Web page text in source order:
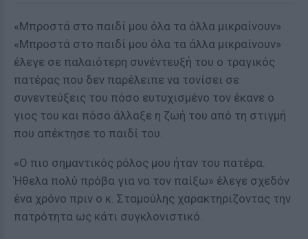
«Μπροστά στο παιδί μου όλα τα άλλα μικραίνουν»
«Μπροστά στο παιδί μου όλα τα άλλα μικραίνουν»
έλεγε σε παλαιότερη συνέντευξή του ο τραγικός
πατέρας που δεν παρέλειπε να τονίσει σε
συνεντεύξεις του πόσο ευτυχισμένο τον έκανε ο
γιος του και πόσο άλλαξε η ζωή του από τη στιγμή
που απέκτησε το παιδί του.
«Ο πιο σημαντικός ρόλος μου ήταν του πατέρα.
Ήθελα πολύ πρόβα για να τον παίξω» έλεγε σχεδόν
ένα χρόνο πριν ο κ. Σταμούλης χαρακτηριζοντας την
πατρότητα ως κάτι συγκλονιστικό.